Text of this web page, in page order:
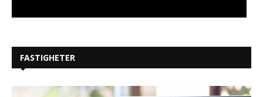
FASTIGHETER